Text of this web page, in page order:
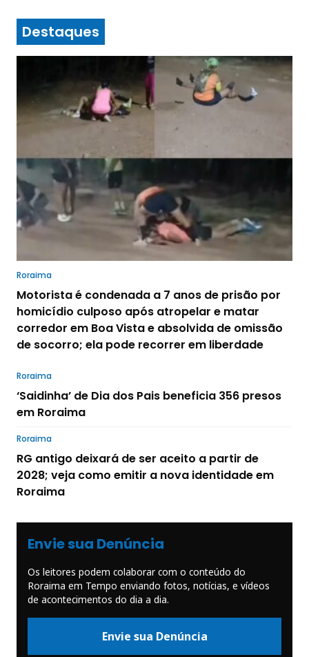
Destaques
Roraima
Motorista é condenada a 7 anos de prisão por
homicídio culposo após atropelar e matar
corredor em Boa Vista e absolvida de omissão
de socorro; ela pode recorrer em liberdade
Roraima
‘Saidinha’ de Dia dos Pais beneficia 356 presos
em Roraima
Roraima
RG antigo deixará de ser aceito a partir de
2028; veja como emitir a nova identidade em
Roraima
Envie sua Denúncia
Os leitores podem colaborar com o conteúdo do
Roraima em Tempo enviando fotos, notícias, e vídeos
de acontecimentos do dia a dia.
Envie sua Denúncia